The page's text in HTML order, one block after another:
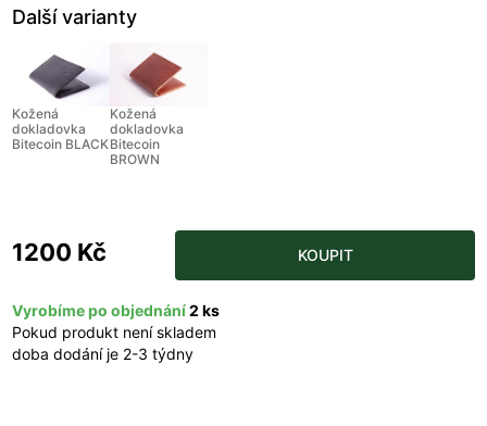
Další varianty
Kožená
dokladovka
Bitecoin BLACK
Kožená
dokladovka
Bitecoin
BROWN
1200 Kč KOUPIT
Vyrobíme po objednání2 ks
Pokud produkt není skladem
doba dodání je 2-3 týdny